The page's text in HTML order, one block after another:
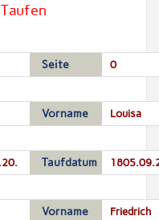
Seite 0
Vorname Louisa
Taufdatum
Vorname
Friedrich